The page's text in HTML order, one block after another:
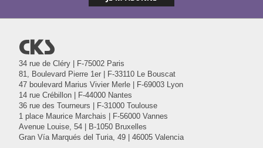
@
34 rue de Cléry | F-75002 Paris
81, Boulevard Pierre 1er | F-33110 Le Bouscat
47 boulevard Marius Vivier Merle | F-69003 Lyon
14 rue Crébillon | F-44000 Nantes
36 rue des Tourneurs | F-31000 Toulouse
1 place Maurice Marchais | F-56000 Vannes
Avenue Louise, 54 | B-1050 Bruxelles
Gran Vía Marqués del Turia, 49 | 46005 Valencia